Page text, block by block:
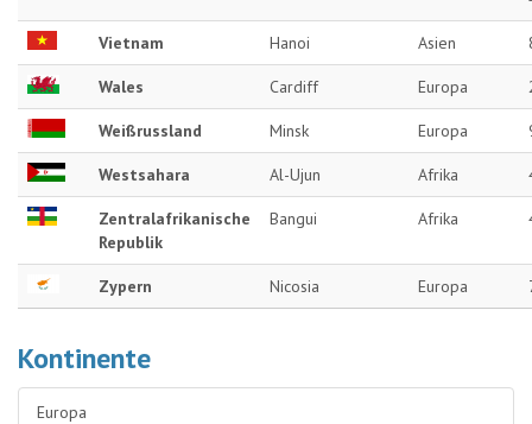
Vietnam Hanoi Asien
Wales Cardiff Europa
Weißrussland Minsk Europa
Westsahara Al-Ujun Afrika
Zentralafrikanische
Republik
Bangui Afrika
Zypern Nicosia Europa
Kontinente
Europa